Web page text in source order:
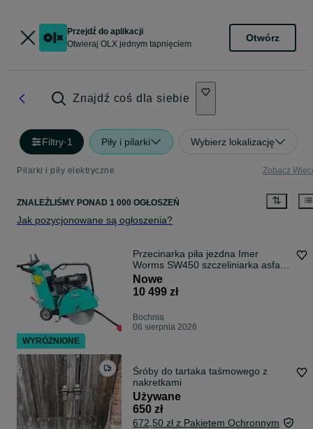
Przejdź do aplikacji
Otwieraj OLX jednym tapnięciem
Otwórz
Znajdź coś dla siebie
Filtry·1 Piły i pilarki Wybierz lokalizację
Pilarki i piły elektryczne Zobacz
ZNALEŹLIŚMY PONAD 1 000 OGŁOSZEŃ
Jak pozycjonowane są ogłoszenia?
Przecinarka piła jezdna Imer
Worms SW450 szczeliniarka asfalt
+ tarcza 450 mm
Nowe
10 499 zł
Bochnia
06 sierpnia 2026
Śróby do tartaka taśmowego z
nakretkami
Używane
650 zł
672,50 zł z Pakietem Ochronnym
WYRÓŻNIONE